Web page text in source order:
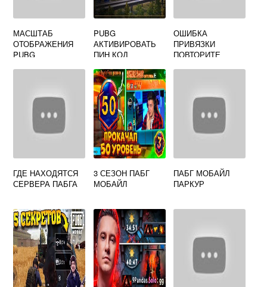
МАСШТАБ
ОТОБРАЖЕНИЯ
PUBG
PUBG
АКТИВИРОВАТЬ
ПИН КОД
ОШИБКА
ПРИВЯЗКИ
ПОВТОРИТЕ
ГДЕ НАХОДЯТСЯ
СЕРВЕРА ПАБГА
3 СЕЗОН ПАБГ
МОБАЙЛ
ПАБГ МОБАЙЛ
ПАРКУР